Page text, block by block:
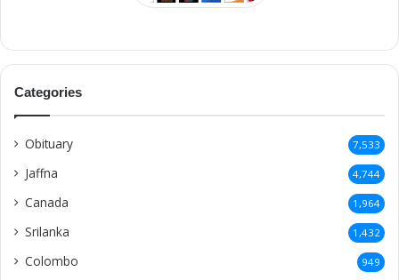
Categories
Obituary 7,533
Jaffna 4,744
Canada 1,964
Srilanka 1,432
Colombo 949